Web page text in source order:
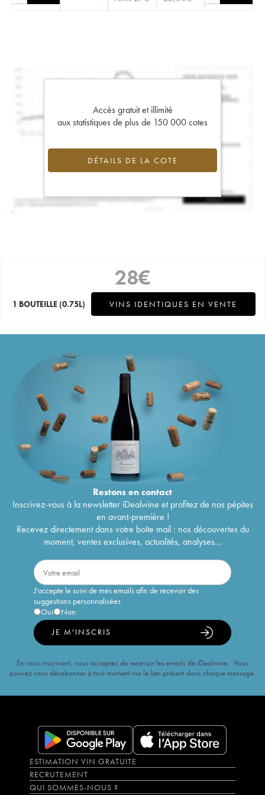
Accès gratuit et illimité
aux statistiques de plus de 150 000 cotes
DÉTAILS DE LA COTE
28€
1 BOUTEILLE (0.75L) VINS IDENTIQUES EN VENTE
Restons encontact
Inscrivez-vous à la newsletter iDealwine et profitez de nos pépites
en avant-première !
Recevez directement dans votre boîte mail : nos découvertes du
moment, ventes exclusives, actualités, analyses...
J'accepte le suivi de mes emails afin de recevoir des
suggestions personnalisées
Oui
Non
JE M'INSCRIS
En vous inscrivant, vous acceptez de recevoir les emails de iDealwine. Vous
pouvez vous désabonner à tout moment via le lien présent dans chaque message.
ESTIMATION VIN GRATUITE
RECRUTEMENT
QUI SOMMES-NOUS ?